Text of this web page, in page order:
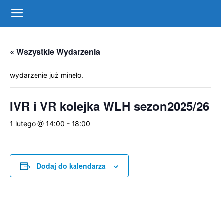
Centrum
« Wszystkie Wydarzenia
wydarzenie już minęło.
IVR i VR kolejka WLH sezon2025/26
1 lutego @ 14:00 - 18:00
Dodaj do kalendarza